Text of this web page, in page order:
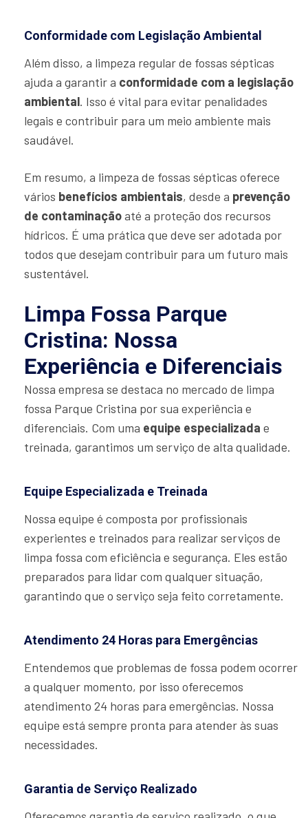
Conformidade com Legislação Ambiental
Além disso, a limpeza regular de fossas sépticas
ajuda a garantir a conformidade com a legislação
ambiental. Isso é vital para evitar penalidades
legais e contribuir para um meio ambiente mais
saudável.
Em resumo, a limpeza de fossas sépticas oferece
vários benefícios ambientais, desde a prevenção
de contaminaçãoaté a proteção dos recursos
hídricos. É uma prática que deve ser adotada por
todos que desejam contribuir para um futuro mais
sustentável.
Limpa Fossa Parque
Cristina: Nossa
Experiência e Diferenciais
Nossa empresa se destaca no mercado de limpa
fossa Parque Cristina por sua experiência e
diferenciais. Com uma equipe especializada e
treinada, garantimos um serviço de alta qualidade.
Equipe Especializada e Treinada
Nossa equipe é composta por profissionais
experientes e treinados para realizar serviços de
limpa fossa com eficiência e segurança. Eles estão
preparados para lidar com qualquer situação,
garantindo que o serviço seja feito corretamente.
Atendimento 24 Horas para Emergências
Entendemos que problemas de fossa podem ocorrer
a qualquer momento, por isso oferecemos
atendimento 24 horas para emergências. Nossa
equipe está sempre pronta para atender às suas
necessidades.
Garantia de Serviço Realizado